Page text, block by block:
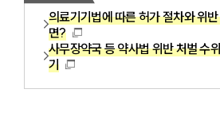
의료기기법에 따른 허가 절차와 위
면?
사무장약국 등 약사법 위반 처벌 수
기